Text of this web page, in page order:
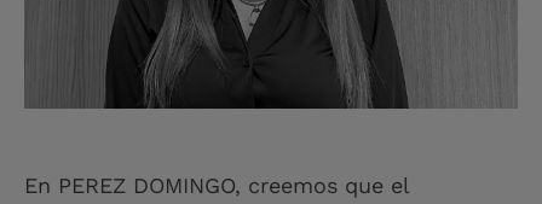
En PEREZ DOMINGO, creemos que el